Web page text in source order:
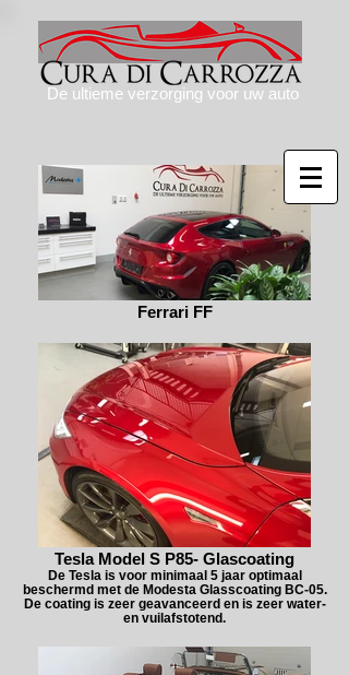
Ferrari FF
Tesla Model S P85- Glascoating
De Tesla is voor minimaal 5 jaar optimaal
beschermd met de Modesta Glasscoating BC-05.
De coating is zeer geavanceerd en is zeer water-
en vuilafstotend.
De ultieme verzorging voor uw auto